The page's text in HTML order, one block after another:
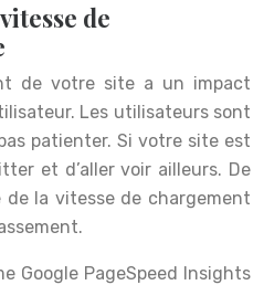
de
de votre site a un impact
Les utilisateurs sont
patienter. Si votre site est
et d’aller voir ailleurs. De
la vitesse de chargement
Google PageSpeed Insights